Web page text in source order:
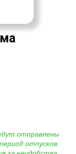
отправлены
отпусков.